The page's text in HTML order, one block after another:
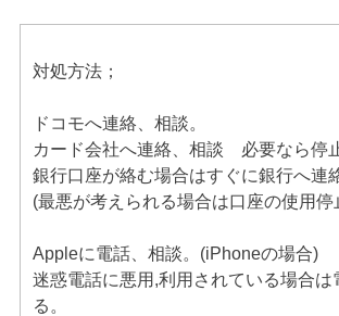
対処方法；
ドコモへ連絡、相談。
カード会社へ連絡、相談 必要なら停止
銀行口座が絡む場合はすぐに銀行へ連
(最悪が考えられる場合は口座の使用停
Appleに電話、相談。(iPhoneの場合)
迷惑電話に悪用,利用されている場合は
る。